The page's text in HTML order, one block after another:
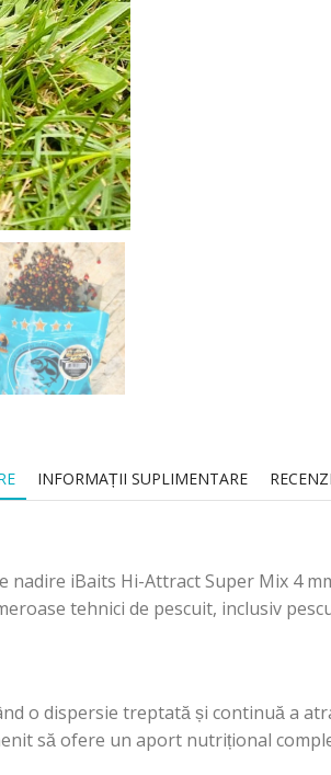
INFORMAȚII SUPLIMENTARE
nadire iBaits Hi-Attract Super Mix 4
tehnici de pescuit, inclusiv
o dispersie treptată și continuă a
să ofere un aport nutrițional